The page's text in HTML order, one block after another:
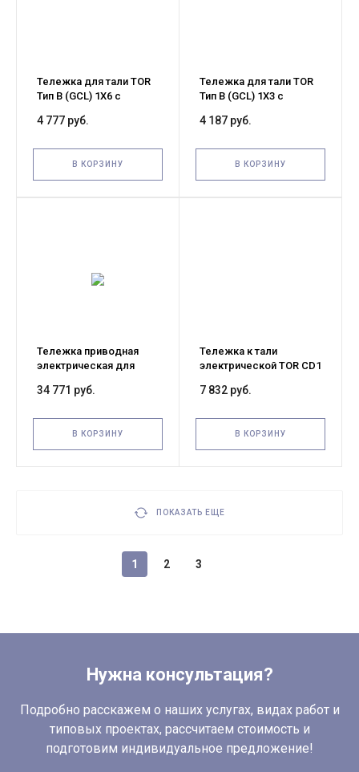
Тележка для тали TOR
Тип В (GCL) 1Х6 с
передвижения (G)
4 777 руб.
В КОРЗИНУ
Тележка для тали TOR
Тип В (GCL) 1Х3 с
передвижения (G)
4 187 руб.
В КОРЗИНУ
Тележка приводная
электрическая для
34 771 руб.
В КОРЗИНУ
Тележка к тали
электрической TOR CD1
холостая)
7 832 руб.
В КОРЗИНУ
ПОКАЗАТЬ ЕЩЕ
1 2 3
Нужна консультация?
Подробно расскажем о наших услугах, видах работ и
типовых проектах, рассчитаем стоимость и
подготовим индивидуальное предложение!